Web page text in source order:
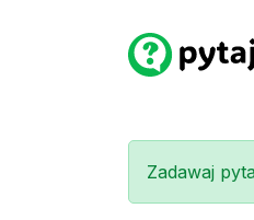
Zadawaj